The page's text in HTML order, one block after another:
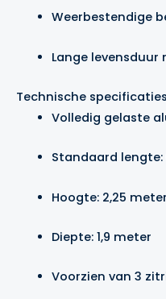
Weerbestendige
Lange
Technische specificaties
Volledig gelaste
Standaard
Hoogte: 2,25
Diepte: 1,9 meter
Voorzien van 3